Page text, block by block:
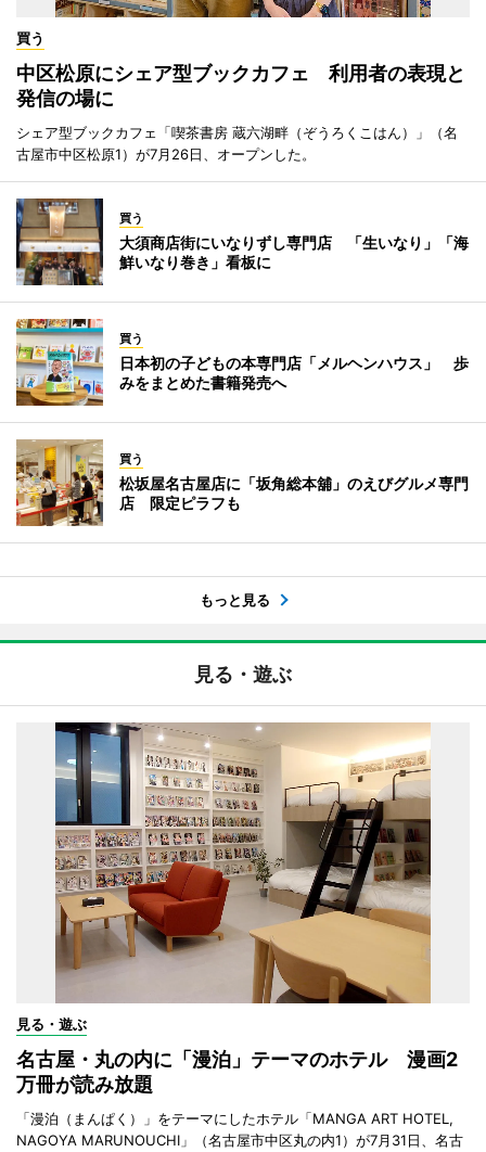
買う
中区松原にシェア型ブックカフェ 利用者の表現と
発信の場に
シェア型ブックカフェ「喫茶書房 蔵六湖畔（ぞうろくこはん）」（名
古屋市中区松原1）が7月26日、オープンした。
買う
大須商店街にいなりずし専門店 「生いなり」「海
鮮いなり巻き」看板に
買う
日本初の子どもの本専門店「メルヘンハウス」 歩
みをまとめた書籍発売へ
買う
松坂屋名古屋店に「坂角総本舖」のえびグルメ専門
店 限定ピラフも
もっと見る
見る・遊ぶ
見る・遊ぶ
名古屋・丸の内に「漫泊」テーマのホテル 漫画2
万冊が読み放題
「漫泊（まんぱく）」をテーマにしたホテル「MANGA ART HOTEL,
NAGOYA MARUNOUCHI」（名古屋市中区丸の内1）が7月31日、名古